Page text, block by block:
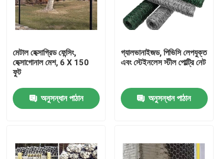
মেটাল হেক্সাগ্রিড ফেন্সিং,
হেক্সাগোনাল মেশ, 6 X 150
ফুট
অনুসন্ধান পাঠান
গ্যালভানাইজড, পিভিসি লেপযুক্ত
এবং স্টেইনলেস স্টীল পোল্ট্রি নেট
অনুসন্ধান পাঠান